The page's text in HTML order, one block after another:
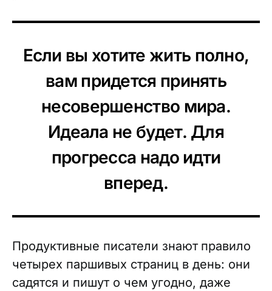
Если вы хотите жить полно,
вам придется принять
несовершенство мира.
Идеала не будет. Для
прогресса надо идти
вперед.
Продуктивные писатели знают правило
четырех паршивых страниц в день: они
садятся и пишут о чем угодно, даже